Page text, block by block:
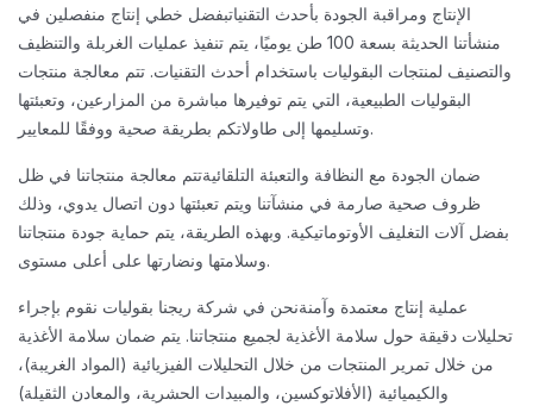
الإنتاج ومراقبة الجودة بأحدث التقنياتبفضل خطي إنتاج منفصلين في
منشأتنا الحديثة بسعة 100 طن يوميًا، يتم تنفيذ عمليات الغربلة والتنظيف
والتصنيف لمنتجات البقوليات باستخدام أحدث التقنيات. تتم معالجة منتجات
البقوليات الطبيعية، التي يتم توفيرها مباشرة من المزارعين، وتعبئتها
وتسليمها إلى طاولاتكم بطريقة صحية ووفقًا للمعايير.
ضمان الجودة مع النظافة والتعبئة التلقائيةتتم معالجة منتجاتنا في ظل
ظروف صحية صارمة في منشآتنا ويتم تعبئتها دون اتصال يدوي، وذلك
بفضل آلات التغليف الأوتوماتيكية. وبهذه الطريقة، يتم حماية جودة منتجاتنا
وسلامتها ونضارتها على أعلى مستوى.
عملية إنتاج معتمدة وآمنةنحن في شركة ريجنا بقوليات نقوم بإجراء
تحليلات دقيقة حول سلامة الأغذية لجميع منتجاتنا. يتم ضمان سلامة الأغذية
من خلال تمرير المنتجات من خلال التحليلات الفيزيائية (المواد الغريبة)،
والكيميائية (الأفلاتوكسين، والمبيدات الحشرية، والمعادن الثقيلة)